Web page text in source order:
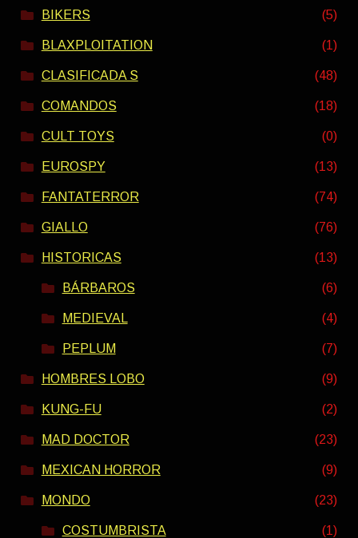
BIKERS (5)
BLAXPLOITATION (1)
CLASIFICADA S (48)
COMANDOS (18)
CULT TOYS (0)
EUROSPY (13)
FANTATERROR (74)
GIALLO (76)
HISTORICAS (13)
BÁRBAROS (6)
MEDIEVAL (4)
PEPLUM (7)
HOMBRES LOBO (9)
KUNG-FU (2)
MAD DOCTOR (23)
MEXICAN HORROR (9)
MONDO (23)
COSTUMBRISTA (1)